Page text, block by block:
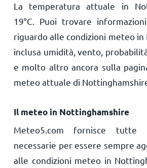
La temperatura attuale in
19°C . Puoi trovare
riguardo alle condizioni meteo
inclusa umidità, vento,
e molto altro ancora sulla
meteo attuale di
Il meteo in Nottinghamshire
Meteo5.com fornisce tutte
necessarie per essere sempre
alle condizioni meteo in